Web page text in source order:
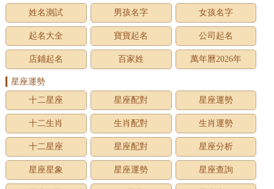
姓名測試
男孩名字 女孩名字
起名大全 寶寶起名 公司起名
店鋪起名 百家姓 萬年曆2026年
星座運勢
十二星座
星座配對 星座運勢
十二生肖 生肖配對 生肖運勢
十二星座 星座配對 星座分析
星座星象 星座運勢 星座查詢